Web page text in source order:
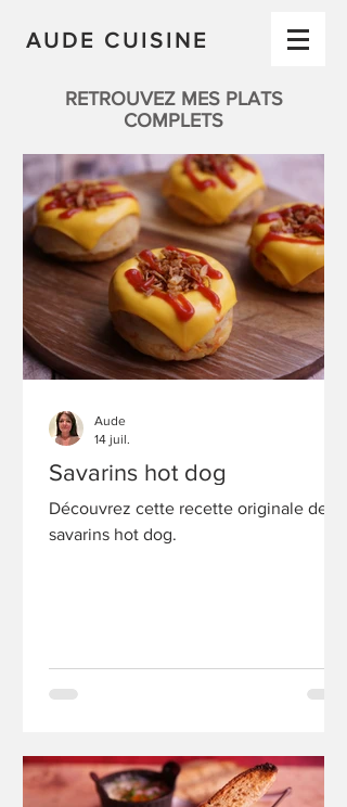
AUDE CUISINE
RETROUVEZ MES PLATS
COMPLETS
Savarins hot dog
Découvrez cette recette originale de
savarins hot dog.
Aude
14 juil.